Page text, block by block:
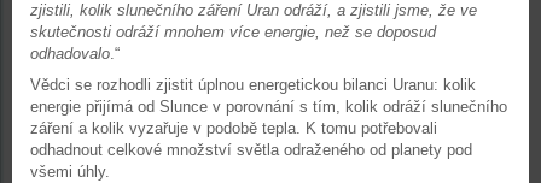
zjistili, kolik slunečního záření Uran odráží, a zjistili jsme, že ve
skutečnosti odráží mnohem více energie, než se doposud
odhadovalo.“
Vědci se rozhodli zjistit úplnou energetickou bilanci Uranu: kolik
energie přijímá od Slunce v porovnání s tím, kolik odráží slunečního
záření a kolik vyzařuje v podobě tepla. K tomu potřebovali
odhadnout celkové množství světla odraženého od planety pod
všemi úhly.